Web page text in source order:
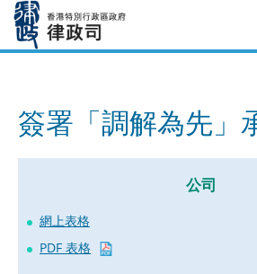
簽署「調解為先」
公司
網上表格
PDF 表格